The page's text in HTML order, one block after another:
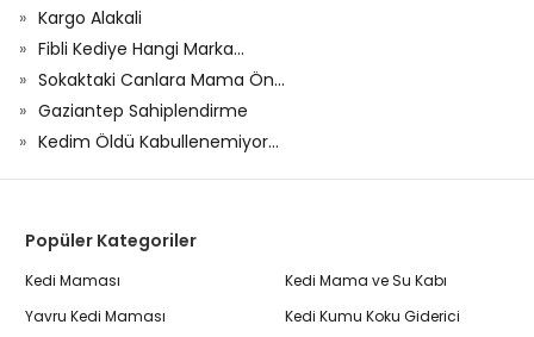
Kargo Alakali
Fibli Kediye Hangi Marka...
Sokaktaki Canlara Mama Ön...
Gaziantep Sahiplendirme
Kedim Öldü Kabullenemiyor...
Popüler Kategoriler
Kedi Maması
Yavru Kedi Maması
Kedi Mama ve Su Kabı
Kedi Kumu Koku Giderici